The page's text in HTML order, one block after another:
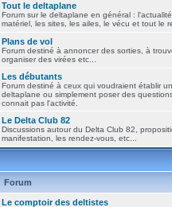
Tout le deltaplane
Forum sur le deltaplane en général :
matériel, les sites, les ailes, le vécu et tout le
Plans de vol
Forum destiné à annoncer des sorties, à
organiser des virées etc...
Les débutants
Forum destiné à ceux qui voudraient établir
deltaplane ou simplement poser des
connait pas l'activité.
Le Delta Club 82
Discussions autour du Delta Club 82,
manifestation, les rendez-vous, etc...
Forum
Le comptoir des deltistes